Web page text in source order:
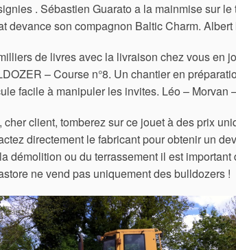
. Sébastien Guarato a la mainmise sur
devance son compagnon Baltic Charm. Albert
de livres avec la livraison chez vous en
– Course n°8. Un chantier en
facile à manipuler les invites. Léo – Morvan
cher client, tomberez sur ce jouet à des prix
directement le fabricant pour obtenir un
démolition ou du terrassement il est
ne vend pas uniquement des bulldozers !